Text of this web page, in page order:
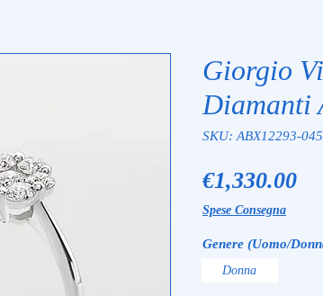
Giorgio
Diamanti
SKU: ABX12293-045
€1,330.00
Spese Consegna
Genere (Uomo/
Donna